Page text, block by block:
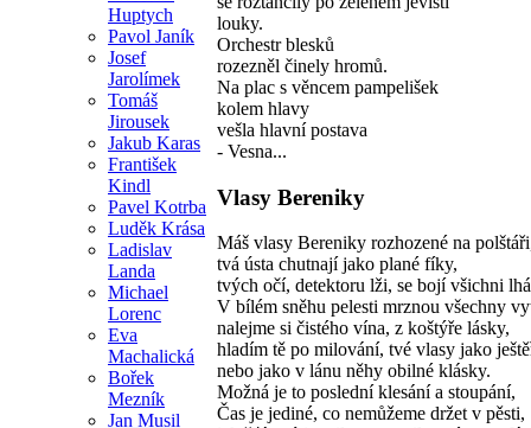
Huptych
Pavol Janík
Josef
Jarolímek
Tomáš
Jirousek
Jakub Karas
František
Kindl
Pavel Kotrba
Luděk Krása
Ladislav
Landa
Michael
Lorenc
Eva
Machalická
Bořek
Mezník
Jan Musil
louky.
Orchestr blesků
rozezněl činely hromů.
Na plac s věncem pampelišek
kolem hlavy
vešla hlavní postava
- Vesna...
Vlasy Bereniky
Máš vlasy Bereniky rozhozené na
tvá ústa chutnají jako plané fíky,
tvých očí, detektoru lži, se bojí všichni
V bílém sněhu pelesti mrznou všechny
nalejme si čistého vína, z koštýře lásky,
hladím tě po milování, tvé vlasy jako
nebo jako v lánu něhy obilné klásky.
Možná je to poslední klesání a stoupání,
Čas je jediné, co nemůžeme držet v pěsti,